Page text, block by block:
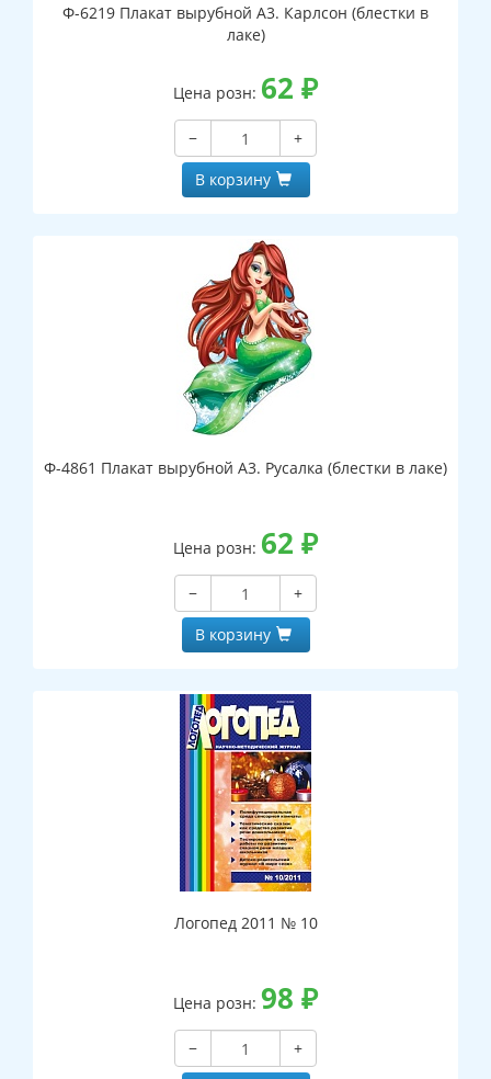
Ф-6219 Плакат вырубной А3. Карлсон (блестки в
лаке)
Цена розн: 62 ₽
−
+
В корзину
Ф-4861 Плакат вырубной А3. Русалка (блестки в лаке)
Цена розн: 62 ₽
−
+
В корзину
Логопед 2011 № 10
Цена розн: 98 ₽
−
+